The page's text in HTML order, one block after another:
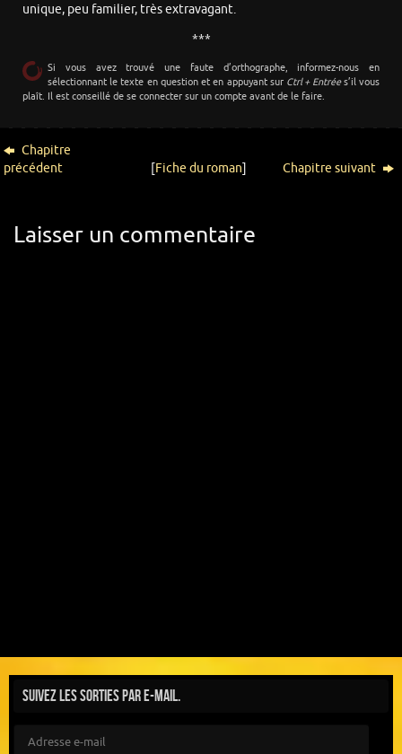
unique, peu familier, très extravagant.
***
Si vous avez trouvé une faute d’orthographe, informez-nous en
sélectionnant le texte en question et en appuyant sur Ctrl + Entrées’il vous
plaît. Il est conseillé de se connecter sur un compte avant de le faire.
Chapitre
précédent
[Fiche du roman] Chapitre suivant
Laisser un commentaire
Suivez les sorties par e-mail.